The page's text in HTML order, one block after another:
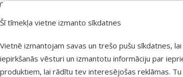
Šī tīmekļa vietne izmanto sīkdatnes
Vietnē izmantojam savas un trešo pušu sīkdatnes,
iepirkšanās vēsturi un izmantotu informāciju par
produktiem, lai rādītu tev interesējošas reklāmas.
Apelsīni
Augu izcelsmes produkti
9
Augļi
15